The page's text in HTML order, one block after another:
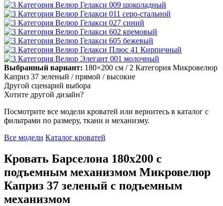
Выбранный вариант: 180×200 см / 2 Категория Микровелюр
Каприз 37 зеленый / прямой / высокие
Другой сценарий выбора
Хотите другой дизайн?
Посмотрите все модели кроватей или вернитесь в каталог с
фильтрами по размеру, ткани и механизму.
Все модели Каталог кроватей
Кровать Барселона 180х200 с
подъемным механизмом Микровелюр
Каприз 37 зеленый с подъемным
механизмом